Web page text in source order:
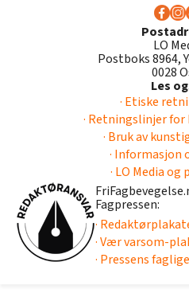
LO
Postboks 8964,
0028
Les
· Etiske
· Retningslinjer
· Bruk av
· Informasjon
· LO Media og
Fagpressen:
·
· Vær varsom-
· Pressens